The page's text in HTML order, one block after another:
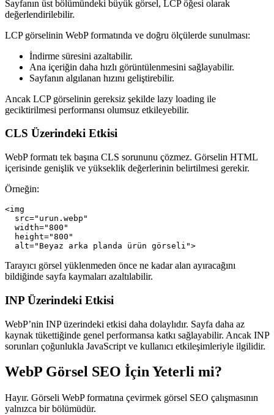
Sayfanın üst bölümündeki büyük görsel, LCP öğesi olarak
değerlendirilebilir.
LCP görselinin WebP formatında ve doğru ölçülerde sunulması:
İndirme süresini azaltabilir.
Ana içeriğin daha hızlı görüntülenmesini sağlayabilir.
Sayfanın algılanan hızını geliştirebilir.
Ancak LCP görselinin gereksiz şekilde lazy loading ile
geciktirilmesi performansı olumsuz etkileyebilir.
CLS Üzerindeki Etkisi
WebP formatı tek başına CLS sorununu çözmez. Görselin HTML
içerisinde genişlik ve yükseklik değerlerinin belirtilmesi gerekir.
Örneğin:
<img
  src="urun.webp"
  width="800"
  height="800"
Tarayıcı görsel yüklenmeden önce ne kadar alan ayıracağını
bildiğinde sayfa kaymaları azaltılabilir.
INP Üzerindeki Etkisi
WebP’nin INP üzerindeki etkisi daha dolaylıdır. Sayfa daha az
kaynak tükettiğinde genel performansa katkı sağlayabilir. Ancak INP
sorunları çoğunlukla JavaScript ve kullanıcı etkileşimleriyle ilgilidir.
WebP Görsel SEO İçin Yeterli mi?
Hayır. Görseli WebP formatına çevirmek görsel SEO çalışmasının
yalnızca bir bölümüdür.